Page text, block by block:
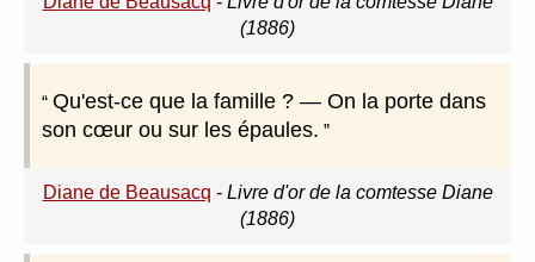
(1886)
Qu'est-ce que la famille ? — On la porte dans
son cœur ou sur les épaules.
Diane de Beausacq - Livre d'or de la comtesse Diane
(1886)